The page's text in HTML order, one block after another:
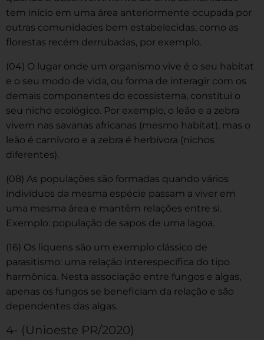
tem início em uma área anteriormente ocupada por
outras comunidades bem estabelecidas, como as
florestas recém derrubadas, por exemplo.
(04) O lugar onde um organismo vive é o seu habitat
e o seu modo de vida, ou forma de interagir com os
demais componentes do ecossistema, constitui o
seu nicho ecológico. Por exemplo, o leão e a zebra
vivem nas savanas africanas (mesmo habitat), mas o
leão é carnívoro e a zebra é herbívora (nichos
diferentes).
(08) As populações são formadas quando vários
indivíduos da mesma espécie passam a viver em
uma mesma área e mantêm relações entre si.
Exemplo: população de sapos de uma lagoa.
(16) Os liquens são um exemplo clássico de
parasitismo: uma relação interespecífica do tipo
harmônica. Nesta associação entre fungos e algas,
apenas os fungos se beneficiam da relação e são
dependentes das algas.
4- (Unioeste PR/2020)